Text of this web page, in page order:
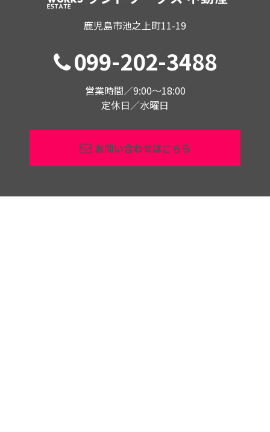
鹿児島市池之上町11-19
099-202-3488
営業時間／9:00〜18:00
定休日／水曜日
お問い合わせはこちら